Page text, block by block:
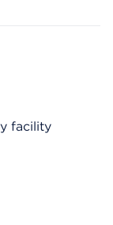
facility